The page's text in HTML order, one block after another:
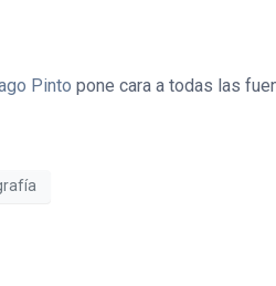
Pinto pone cara a todas las